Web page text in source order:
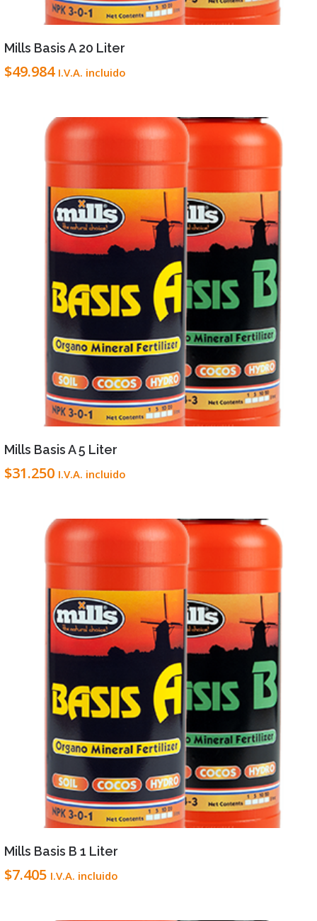
VIEW DETAILS LEER MÁS
Mills Basis A 20 Liter
$49.984 I.V.A. incluido
VIEW DETAILS LEER MÁS
Mills Basis A 5 Liter
$31.250 I.V.A. incluido
VIEW DETAILS LEER MÁS
Mills Basis B 1 Liter
$7.405 I.V.A. incluido